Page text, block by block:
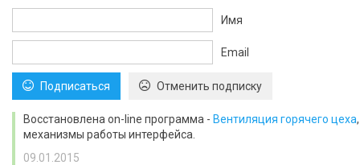
Имя
Email
Подписаться Отменить подписку
Восстановлена on-line программа - Вентиляция горячего цеха
механизмы работы интерфейса.
09.01.2015